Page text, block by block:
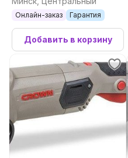
Онлайн-заказ Гарантия
Добавить в корзину